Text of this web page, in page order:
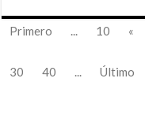
Primero ... 10 «
30
40 ... Último